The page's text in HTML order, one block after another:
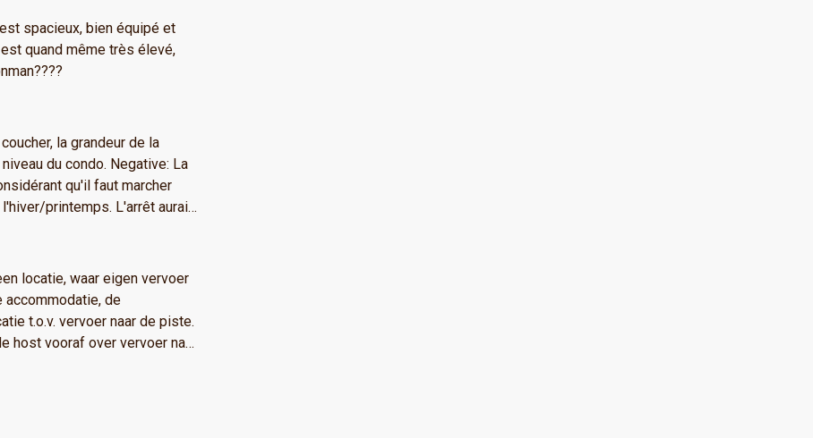
oil and spices. We
use it like paper towels and
spacieux, bien équipé et
quand même très élevé,
la grandeur de la
du condo. Negative: La
qu'il faut marcher
printemps. L'arrêt aurait
été bien de déglacer et
de simplement lancer
accommodatie, de
t.o.v. vervoer naar de piste.
host vooraf over vervoer naar